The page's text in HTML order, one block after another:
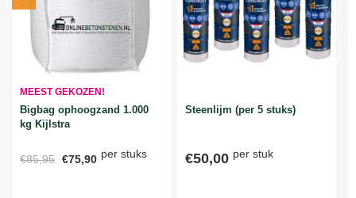
MEEST GEKOZEN!
Bigbag ophoogzand 1.000
kg Kijlstra
€85,95 €75,90 per stuks
Steenlijm (per 5 stuks)
€50,00 per stuk